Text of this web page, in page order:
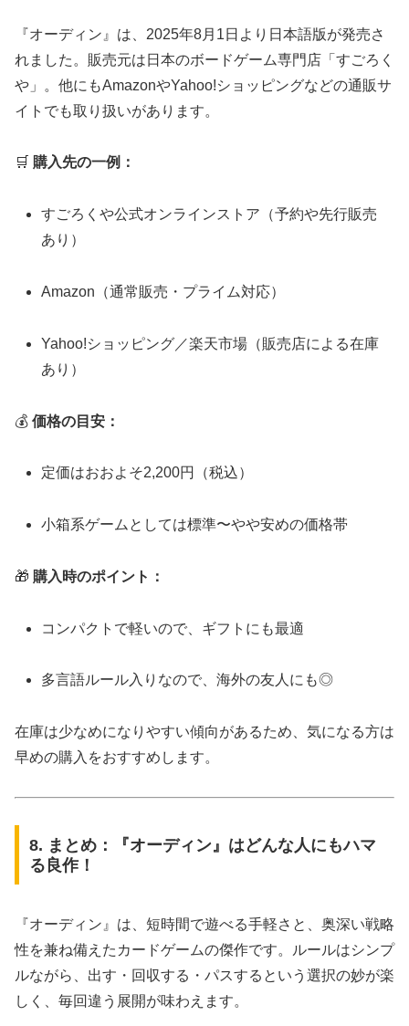
『オーディン』は、2025年8月1日より日本語版が発売さ
れました。販売元は日本のボードゲーム専門店「すごろく
や」。他にもAmazonやYahoo!ショッピングなどの通販サ
イトでも取り扱いがあります。
🛒 購入先の一例：
すごろくや公式オンラインストア（予約や先行販売
あり）
Amazon（通常販売・プライム対応）
Yahoo!ショッピング／楽天市場（販売店による在庫
あり）
💰 価格の目安：
定価はおおよそ2,200円（税込）
小箱系ゲームとしては標準〜やや安めの価格帯
🎁 購入時のポイント：
コンパクトで軽いので、ギフトにも最適
多言語ルール入りなので、海外の友人にも◎
在庫は少なめになりやすい傾向があるため、気になる方は
早めの購入をおすすめします。
8. まとめ：『オーディン』はどんな人にもハマ
る良作！
『オーディン』は、短時間で遊べる手軽さと、奥深い戦略
性を兼ね備えたカードゲームの傑作です。ルールはシンプ
ルながら、出す・回収する・パスするという選択の妙が楽
しく、毎回違う展開が味わえます。